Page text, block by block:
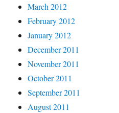
March 2012
February 2012
January 2012
December 2011
November 2011
October 2011
September 2011
August 2011